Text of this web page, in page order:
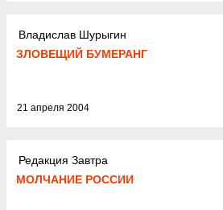
Владислав Шурыгин
ЗЛОВЕЩИЙ БУМЕРАНГ
21 апреля 2004
Редакция Завтра
МОЛЧАНИЕ РОССИИ